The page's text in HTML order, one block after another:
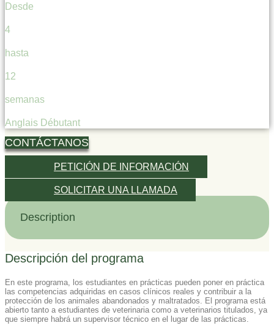
Desde
4
hasta
12
semanas
Anglais Débutant
CONTÁCTANOS
PETICIÓN DE INFORMACIÓN
SOLICITAR UNA LLAMADA
Description
Descripción del programa
En este programa, los estudiantes en prácticas pueden poner en práctica
las competencias adquiridas en casos clínicos reales y contribuir a la
protección de los animales abandonados y maltratados. El programa está
abierto tanto a estudiantes de veterinaria como a veterinarios titulados, ya
que siempre habrá un supervisor técnico en el lugar de las prácticas.